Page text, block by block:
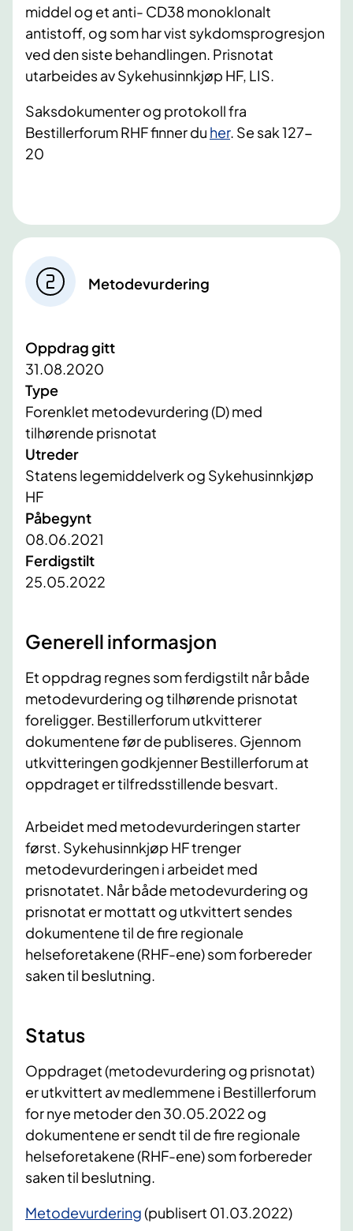
middel og et anti- CD38 monoklonalt
antistoff, og som har vist sykdomsprogresjon
ved den siste behandlingen. Prisnotat
utarbeides av Sykehusinnkjøp HF, LIS.
Saksdokumenter og protokoll fra
Bestillerforum RHF finner du her. Se sak 127-
20
Metodevurdering
Oppdrag gitt
31.08.2020
Type
Forenklet metodevurdering (D) med
tilhørende prisnotat
Utreder
Statens legemiddelverk og Sykehusinnkjøp
HF
Påbegynt
08.06.2021
Ferdigstilt
25.05.2022
​Generell informasjon
Et oppdrag regnes som ferdigstilt når både
metodevurdering og tilhørende prisnotat
foreligger. Bestillerforum utkvitterer
dokumentene før de publiseres. Gjennom
utkvitteringen godkjenner Bestillerforum at
oppdraget er tilfredsstillende besvart.
Arbeidet med metodevurderingen starter
først. Sykehusinnkjøp HF trenger
metodevurderingen i arbeidet med
prisnotatet. Når både metodevurdering og
prisnotat er mottatt og utkvittert sendes
dokumentene til de fire regionale
helseforetakene (RHF-ene) som forbereder
saken til beslutning.
Status
​Oppdraget (metodevurdering og prisnotat)
er utkvittert av medlemmene i Bestillerforum
for nye metoder den 30.05.2022 og
dokumentene er sendt til de fire regionale
helseforetakene (RHF-ene) som forbereder
saken til beslutning.
Metodevurdering(publisert 01.03.2022)